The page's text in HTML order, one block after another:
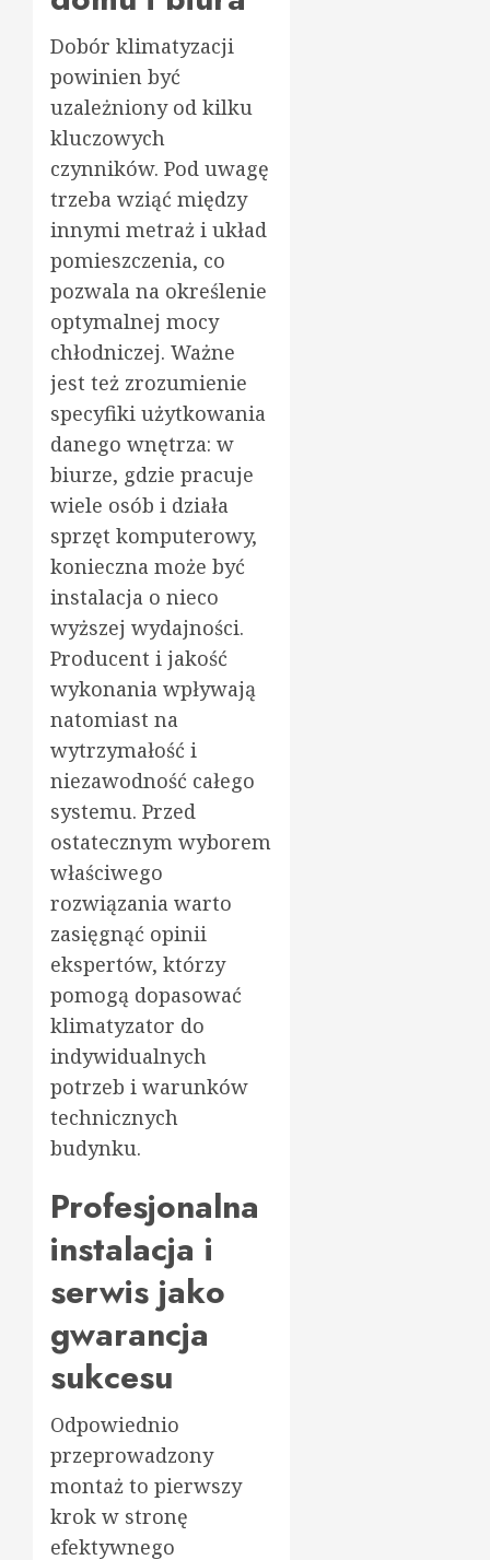
Dobór klimatyzacji
powinien być
uzależniony od kilku
kluczowych
czynników. Pod uwagę
trzeba wziąć między
innymi metraż i układ
pomieszczenia, co
pozwala na określenie
optymalnej mocy
chłodniczej. Ważne
jest też zrozumienie
specyfiki użytkowania
danego wnętrza: w
biurze, gdzie pracuje
wiele osób i działa
sprzęt komputerowy,
konieczna może być
instalacja o nieco
wyższej wydajności.
Producent i jakość
wykonania wpływają
natomiast na
wytrzymałość i
niezawodność całego
systemu. Przed
ostatecznym wyborem
właściwego
rozwiązania warto
zasięgnąć opinii
ekspertów, którzy
pomogą dopasować
klimatyzator do
indywidualnych
potrzeb i warunków
technicznych
budynku.
Profesjonalna
instalacja i
serwis jako
gwarancja
sukcesu
Odpowiednio
przeprowadzony
montaż to pierwszy
krok w stronę
efektywnego